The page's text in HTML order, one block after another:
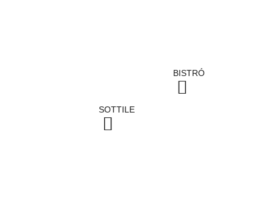
SOTTILE
BISTRÓ